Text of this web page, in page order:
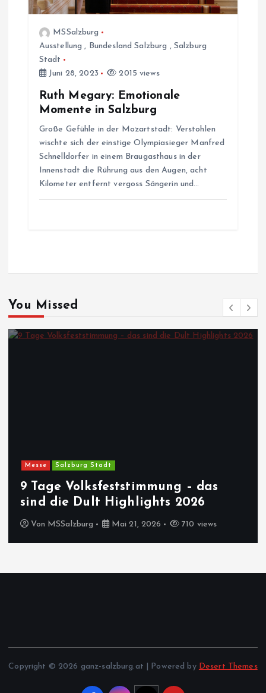
MSSalzburg
Ausstellung , Bundesland Salzburg , Salzburg
Stadt
Juni 28, 2023
2015 views
Ruth Megary: Emotionale
Momente in Salzburg
Große Gefühle in der Mozartstadt: Verstohlen
wischte sich der einstige Olympiasieger Manfred
Schnelldorfer in einem Braugasthaus in der
Innenstadt die Rührung aus den Augen, acht
Kilometer entfernt vergoss Sängerin und…
You Missed
Messe Salzburg Stadt
9 Tage Volksfeststimmung – das
sind die Dult Highlights 2026
Von MSSalzburg Mai 21, 2026 710 views
Copyright © 2026 ganz-salzburg.at | Powered by Desert Themes